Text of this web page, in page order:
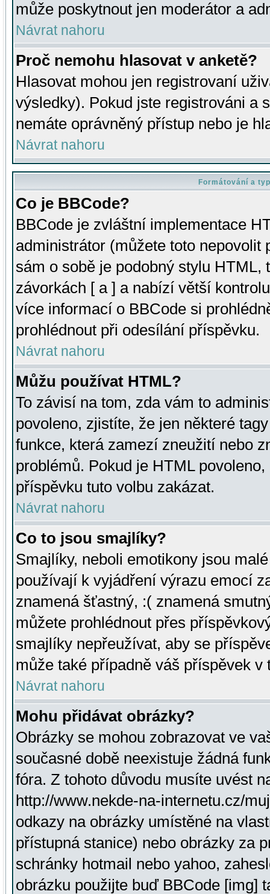
může poskytnout jen moderátor a
Návrat nahoru
Proč nemohu hlasovat v anketě?
Hlasovat mohou jen registrovaní
výsledky). Pokud jste registrováni a
nemáte oprávněný přístup nebo je
Návrat nahoru
Formátování a
Co je BBCode?
BBCode je zvláštní implementace
administrátor (můžete toto
sám o sobě je podobný stylu HTML,
závorkách [ a ] a nabízí větší
více informací o BBCode si
prohlédnout při odesílání příspěvku.
Návrat nahoru
Můžu používat HTML?
To závisí na tom, zda vám to
povoleno, zjistíte, že jen některé
funkce, která zamezí zneužití nebo
problémů. Pokud je HTML
příspěvku tuto volbu zakázat.
Návrat nahoru
Co to jsou smajlíky?
Smajlíky, neboli emotikony jsou
používají k vyjádření výrazu emocí
znamená šťastný, :( znamená
můžete prohlédnout přes
smajlíky nepřeužívat, aby se
může také případně váš příspěvek v
Návrat nahoru
Mohu přidávat obrázky?
Obrázky se mohou zobrazovat ve
současné době neexistuje žádná
fóra. Z tohoto důvodu musíte uvést
http://www.nekde-na-internetu.cz/
odkazy na obrázky umístěné na
přístupná stanice) nebo obrázky za
schránky hotmail nebo yahoo,
obrázku použijte buď BBCode [img]